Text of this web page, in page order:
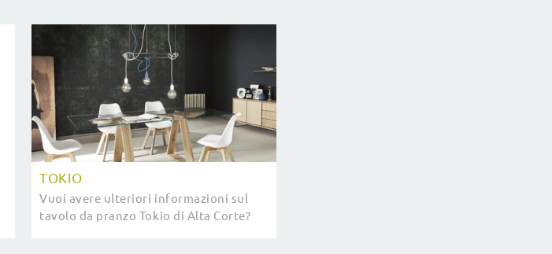
TOKIO
Vuoi avere ulteriori informazioni sul
tavolo da pranzo Tokio di Alta Corte?